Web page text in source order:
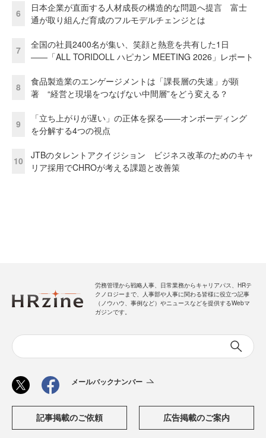
6
日本企業が直面する人材成長の構造的な問題へ提言 富士
通が取り組んだ育成のフルモデルチェンジとは
7
全国の社員2400名が集い、笑顔と熱意を共有した1日
――「ALL TORIDOLL ハピカン MEETING 2026」レポート
8
食品製造業のエンゲージメントは「課長層の失速」が顕
著 “経営と現場をつなげない中間層”をどう変える？
9
「立ち上がりが遅い」の正体を探る——オンボーディング
を分解する4つの視点
10
JTBのタレントアクイジション ビジネス改革のためのキャ
リア採用でCHROが考える課題と改善策
労務管理から戦略人事、日常業務からキャリアパス、HRテ
クノロジーまで、人事部や人事に関わる皆様に役立つ記事
（ノウハウ、事例など）やニュースなどを提供するWebマ
ガジンです。
メールバックナンバー
記事掲載のご依頼 広告掲載のご案内